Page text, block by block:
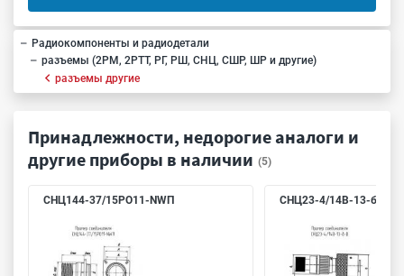
Радиокомпоненты и радиодетали
разъемы (2РМ, 2РТТ, РГ, РШ, СНЦ, СШР, ШР и другие)
разъемы другие
Принадлежности, недорогие аналоги и
другие приборы в наличии (5)
СНЦ144-37/15РО11-NWП СНЦ23-4/14В-13-б-В